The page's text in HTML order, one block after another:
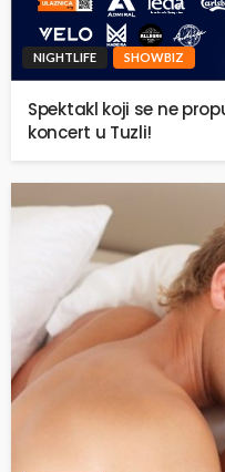
NIGHTLIFE SHOWBIZ
Spektakl koji se ne
koncert u Tuzli!